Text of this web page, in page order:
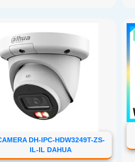
DH-IPC-HDW3249T-ZS-
IL-IL DAHUA